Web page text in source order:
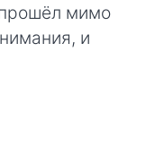
мимо
и